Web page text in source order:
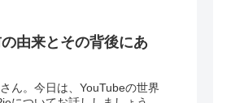
由来とその背後にあ
ん。今日は、YouTubeの世界